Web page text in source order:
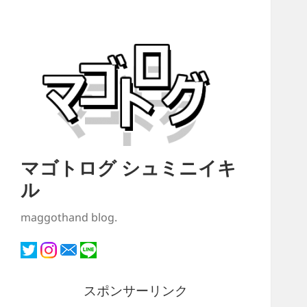
マゴトログ シュミニイキ
ル
maggothand blog.
スポンサーリンク